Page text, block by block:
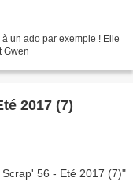
un ado par exemple ! Elle
Gwen
2017 (7)